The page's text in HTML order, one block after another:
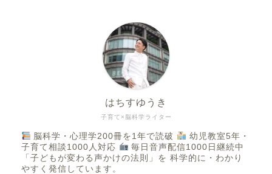
子育て×脳科学ライター
はちすゆうき
脳科学・心理学200冊を1年で読破
幼児教室5年・
子育て相談1000人対応
毎日音声配信1000日継続中
「子どもが変わる声かけの法則」を 科学的に・わかり
やすく発信しています。